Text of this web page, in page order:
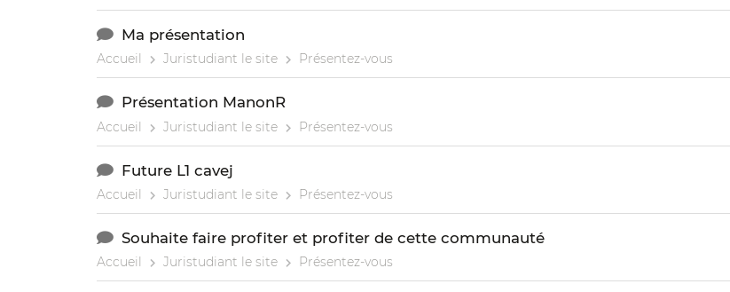
Ma présentation
Accueil Juristudiant le site Présentez-vous
Présentation ManonR
Accueil Juristudiant le site Présentez-vous
Future L1 cavej
Accueil Juristudiant le site Présentez-vous
Souhaite faire profiter et profiter de cette communauté
Accueil Juristudiant le site Présentez-vous